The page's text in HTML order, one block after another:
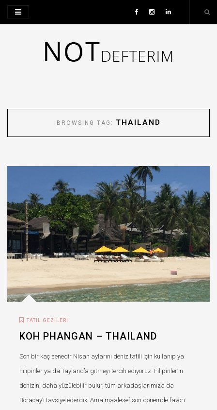
BROWSING TAG: THAILAND
TATIL GEZILERI
KOH PHANGAN – THAILAND
Son bir kaç senedir Nisan aylarını deniz tatili için kullanıp ya
Filipinler ya da Tayland’a gitmeyi tercih ediyoruz. Filipinler’in
denizini daha yüzülebilir bulur, tüm arkadaşlarımıza da
Boracay’ı tavsiye ederdik. Ama maalesef son dönemde favori